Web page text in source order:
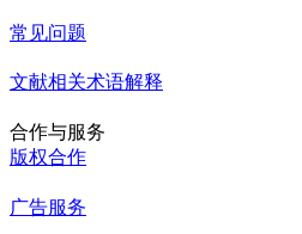
常见问题
文献相关术语解释
合作与服务
版权合作
广告服务